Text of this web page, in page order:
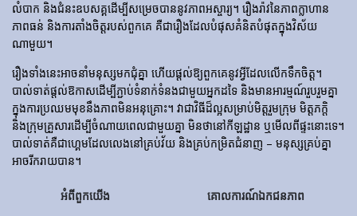
លំបាក និងជំនះឧបសគ្គដើម្បីសម្រេចបាននូវភាពអស្ចារ្យ។ រឿងរ៉ាវនៃភាពក្លាហាន
ភាពធន់ និងការតាំងចិត្តរបស់ពួកគេ គឺជារឿងដែលបំផុសគំនិតបំផុតក្នុងវិស័យ
ណាមួយ។
រឿងទាំងនេះអាចនាំមនុស្សមកជុំគ្នា ហើយផ្តល់ឱ្យពួកគេនូវអ្វីដែលលើកទឹកចិត្ត។
បាល់ទាត់ផ្តល់ឱកាសដើម្បីភ្ជាប់ទំនាក់ទំនងជាមួយអ្នកដទៃ និងមានអារម្មណ៍រួបរួមគ្នា
ក្នុងការប្រឈមមុខនឹងភាពមិនអនុគ្រោះ។ វាជាវិធីដ៏ល្អសម្រាប់មិត្តរួមក្រុម មិត្តភក្តិ
និងក្រុមគ្រួសារដើម្បីចំណាយពេលជាមួយគ្នា មិនថានៅកីឡដ្ឋាន ឬមើលពីផ្ទះនោះទេ។
បាល់ទាត់គឺជាហ្គេមដែលលេងនៅគ្រប់វ័យ និងគ្រប់កម្រិតជំនាញ – មនុស្សគ្រប់គ្នា
អាចរីករាយបាន។
អំពីពួកយើង គោលការណ៍ឯកជនភាព